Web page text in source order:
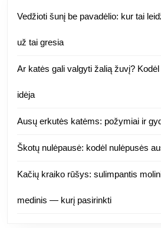
Vedžioti šunį be pavadėlio: kur tai
už tai gresia
Ar katės gali valgyti žalią žuvį?
idėja
Ausų erkutės katėms: požymiai ir
Škotų nulėpausė: kodėl nulėpusės
Kačių kraiko rūšys: sulimpantis
medinis — kurį pasirinkti